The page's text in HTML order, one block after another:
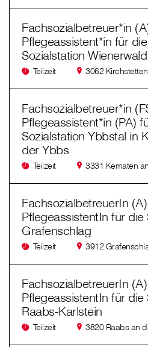
Fachsozialbetreuer*in
Pflegeassistent*in für die
Sozialstation
Teilzeit 3062 Kirchstetten
Fachsozialbetreuer*in
Pflegeassistent*in (PA)
Sozialstation Ybbstal in
der Ybbs
Teilzeit 3331 Kematen
FachsozialbetreuerIn
PflegeassistentIn für die
Grafenschlag
Teilzeit 3912
FachsozialbetreuerIn
PflegeassistentIn für die
Raabs-Karlstein
Teilzeit 3820 Raabs an